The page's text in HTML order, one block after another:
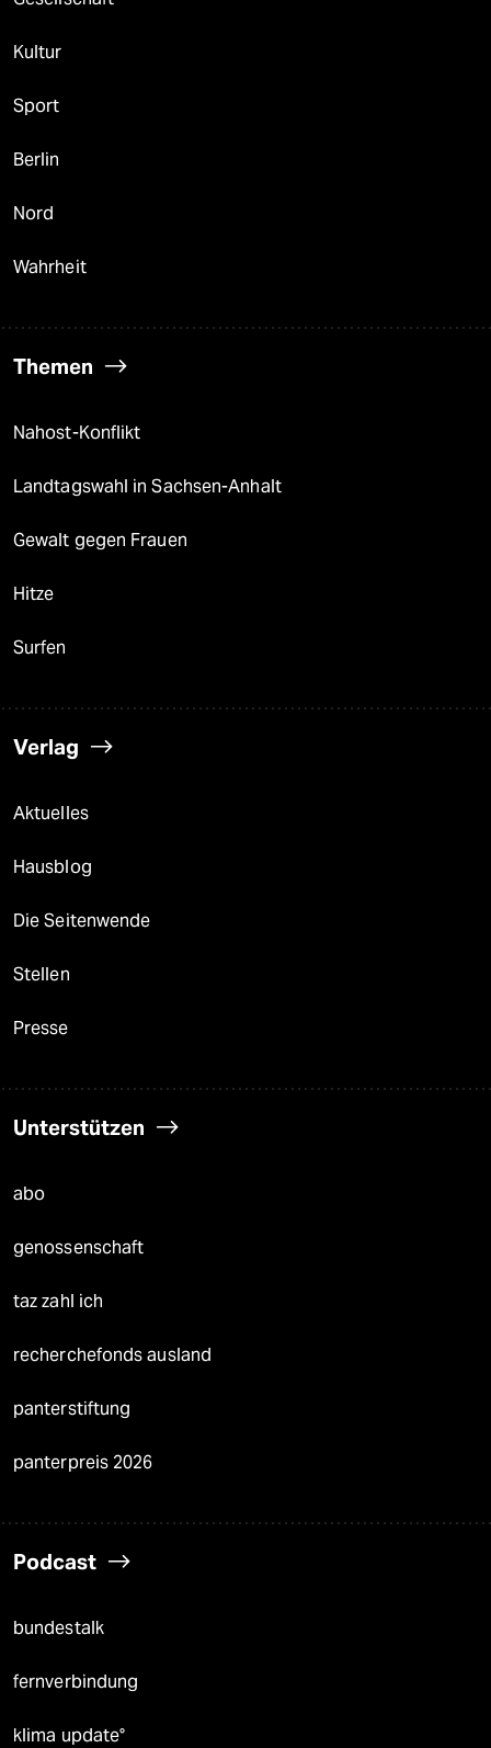
Kultur
Sport
Berlin
Nord
Wahrheit
Themen
Nahost-Konflikt
Landtagswahl in Sachsen-Anhalt
Gewalt gegen Frauen
Hitze
Surfen
Verlag
Aktuelles
Hausblog
Die Seitenwende
Stellen
Presse
Unterstützen
abo
genossenschaft
taz zahl ich
recherchefonds ausland
panterstiftung
panterpreis 2026
Podcast
bundestalk
fernverbindung
klima update°